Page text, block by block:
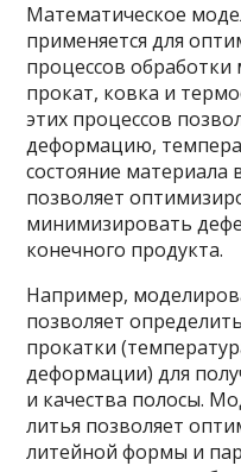
Математическое
применяется для
процессов обработки
прокат, ковка и
этих процессов
деформацию,
состояние материала
позволяет
минимизировать
конечного продукта.
Например,
позволяет
прокатки
деформации) для
и качества полосы.
литья позволяет
литейной формы и